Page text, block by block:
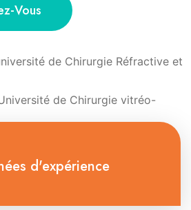
Vous
de Chirurgie Réfractive et
de Chirurgie vitréo-
de Contactologie.
d'expérience